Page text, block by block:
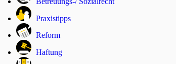
Praxistipps
Reform
Haftung